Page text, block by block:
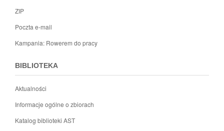
ZIP
Poczta e-mail
Kampania: Rowerem do pracy
BIBLIOTEKA
Aktualności
Informacje ogólne o zbiorach
Katalog biblioteki AST